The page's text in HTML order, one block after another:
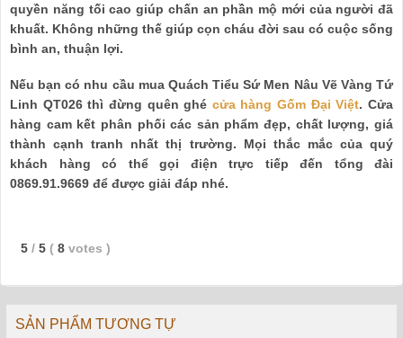
quyền năng tối cao giúp chấn an phần mộ mới của người đã
khuất. Không những thế giúp cọn cháu đời sau có cuộc sống
bình an, thuận lợi.
Nếu bạn có nhu cầu mua Quách Tiểu Sứ Men Nâu Vẽ Vàng Tứ
Linh QT026 thì đừng quên ghé cửa hàng Gốm Đại Việt. Cửa
hàng cam kết phân phối các sản phẩm đẹp, chất lượng, giá
thành cạnh tranh nhất thị trường. Mọi thắc mắc của quý
khách hàng có thể gọi điện trực tiếp đến tổng đài
0869.91.9669 để được giải đáp nhé.
5 / 5 ( 8 votes )
SẢN PHẨM TƯƠNG TỰ